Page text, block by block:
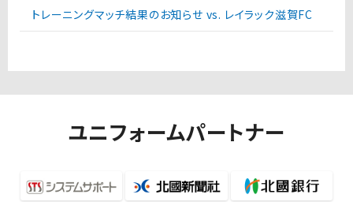
トレーニングマッチ結果のお知らせ vs. レイラック滋賀FC
ユニフォームパートナー